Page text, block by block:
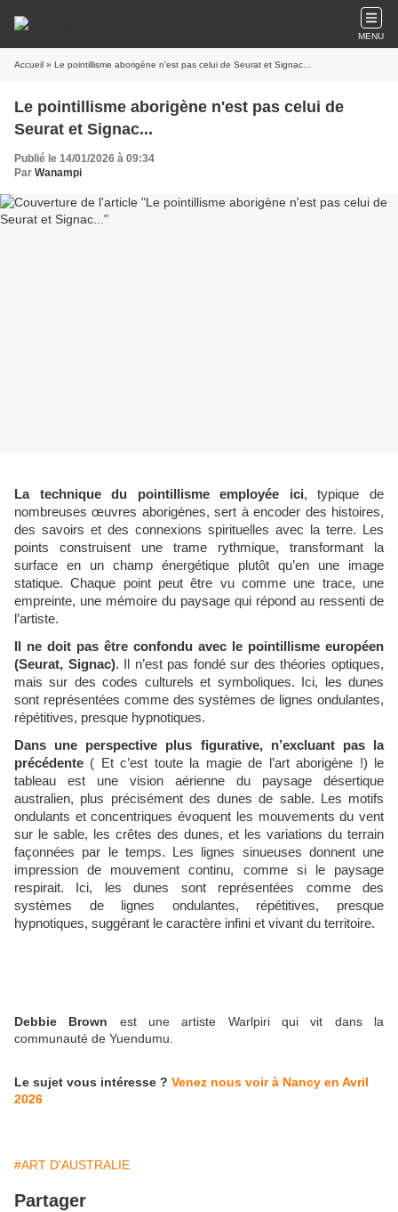
MENU
Accueil » Le pointillisme aborigène n'est pas celui de Seurat et Signac...
Le pointillisme aborigène n'est pas celui de
Seurat et Signac...
Publié le 14/01/2026 à 09:34
Par Wanampi
La technique du pointillisme employée ici, typique de
nombreuses œuvres aborigènes, sert à encoder des histoires,
des savoirs et des connexions spirituelles avec la terre. Les
points construisent une trame rythmique, transformant la
surface en un champ énergétique plutôt qu’en une image
statique. Chaque point peut être vu comme une trace, une
empreinte, une mémoire du paysage qui répond au ressenti de
l’artiste.
Il ne doit pas être confondu avec le pointillisme européen
(Seurat, Signac). Il n’est pas fondé sur des théories optiques,
mais sur des codes culturels et symboliques. Ici, les dunes
sont représentées comme des systèmes de lignes ondulantes,
répétitives, presque hypnotiques.
Dans une perspective plus figurative, n’excluant pas la
précédente ( Et c’est toute la magie de l’art aborigène !) le
tableau est une vision aérienne du paysage désertique
australien, plus précisément des dunes de sable. Les motifs
ondulants et concentriques évoquent les mouvements du vent
sur le sable, les crêtes des dunes, et les variations du terrain
façonnées par le temps. Les lignes sinueuses donnent une
impression de mouvement continu, comme si le paysage
respirait. Ici, les dunes sont représentées comme des
systèmes de lignes ondulantes, répétitives, presque
hypnotiques, suggérant le caractère infini et vivant du territoire.
Debbie Brown est une artiste Warlpiri qui vit dans la
communauté de Yuendumu.
Le sujet vous intéresse ? Venez nous voir à Nancy en Avril
2026
#ART D'AUSTRALIE
Partager